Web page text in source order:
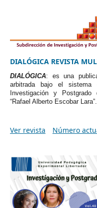
DIALÓGICA REVISTA
DIALÓGICA: es una
arbitrada bajo el
Investigación y
“Rafael Alberto Escobar Lara”.
Ver revista Número